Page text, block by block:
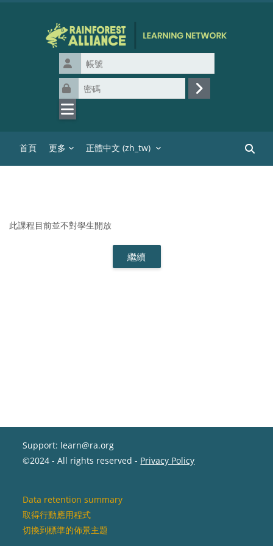
帳號
密碼
登入
首頁 更多 正體中文 ‎(zh_tw)‎
搜尋課
此課程目前並不對學生開放
繼續
Support: learn@ra.org
©2024 - All rights reserved - Privacy Policy
Data retention summary
取得行動應用程式
切換到標準的佈景主題